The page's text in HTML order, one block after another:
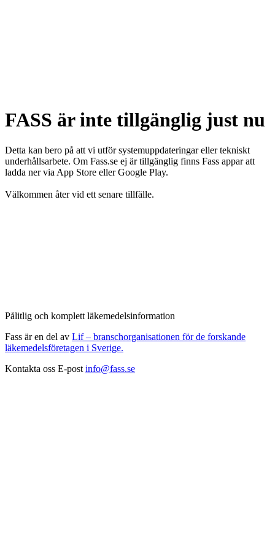
FASS är inte tillgänglig just nu
Detta kan bero på att vi utför systemuppdateringar eller tekniskt
underhållsarbete. Om Fass.se ej är tillgänglig finns Fass appar att
ladda ner via App Store eller Google Play.
Välkommen åter vid ett senare tillfälle.
Pålitlig och komplett läkemedelsinformation
Fass är en del av Lif – branschorganisationen för de forskande
läkemedelsföretagen i Sverige.
Kontakta oss E-post info@fass.se